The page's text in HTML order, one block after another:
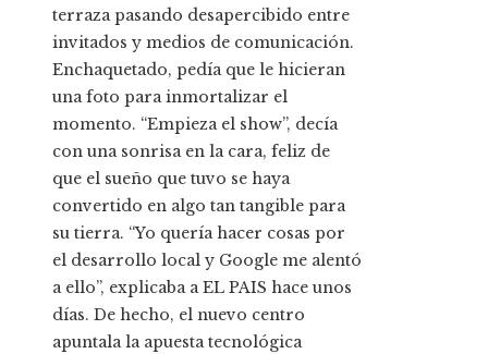
terraza pasando desapercibido entre
invitados y medios de comunicación.
Enchaquetado, pedía que le hicieran
una foto para inmortalizar el
momento. “Empieza el show”, decía
con una sonrisa en la cara, feliz de
que el sueño que tuvo se haya
convertido en algo tan tangible para
su tierra. “Yo quería hacer cosas por
el desarrollo local y Google me alentó
a ello”, explicaba a EL PAIS hace unos
días. De hecho, el nuevo centro
apuntala la apuesta tecnológica